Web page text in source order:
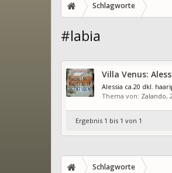
Schlagworte
#labia
Villa Venus:
Alessia ca.20 dkl.
Thema von: Zalando,
Ergebnis 1 bis 1 von 1
Schlagworte